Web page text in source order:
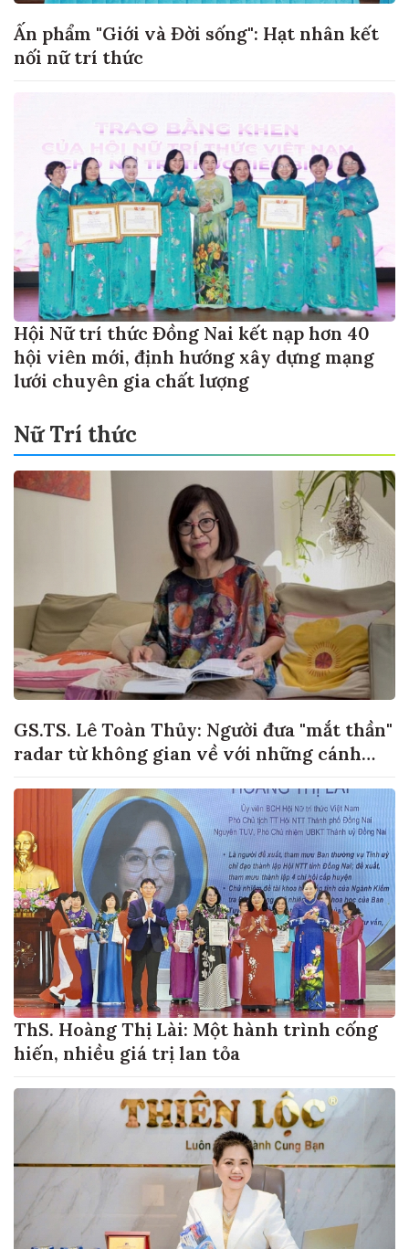
Ấn phẩm "Giới và Đời sống": Hạt nhân kết
nối nữ trí thức
Hội Nữ trí thức Đồng Nai kết nạp hơn 40
hội viên mới, định hướng xây dựng mạng
lưới chuyên gia chất lượng
Nữ Trí thức
GS.TS. Lê Toàn Thủy: Người đưa "mắt thần"
radar từ không gian về với những cánh
ThS. Hoàng Thị Lài: Một hành trình cống
hiến, nhiều giá trị lan tỏa